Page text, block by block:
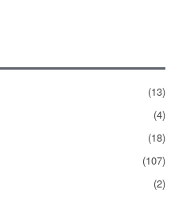
(13)
(4)
(18)
(107)
(2)